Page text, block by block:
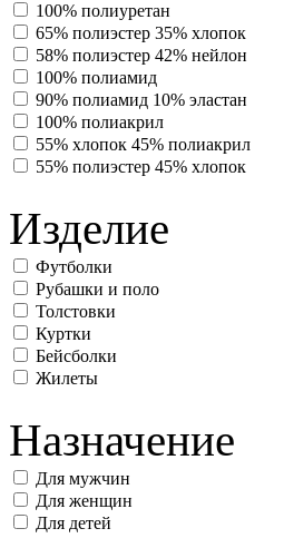
100% полиуретан
65% полиэстер 35% хлопок
58% полиэстер 42% нейлон
100% полиамид
90% полиамид 10% эластан
100% полиакрил
55% хлопок 45% полиакрил
55% полиэстер 45% хлопок
Изделие
Футболки
Рубашки и поло
Толстовки
Куртки
Бейсболки
Жилеты
Назначение
Для мужчин
Для женщин
Для детей